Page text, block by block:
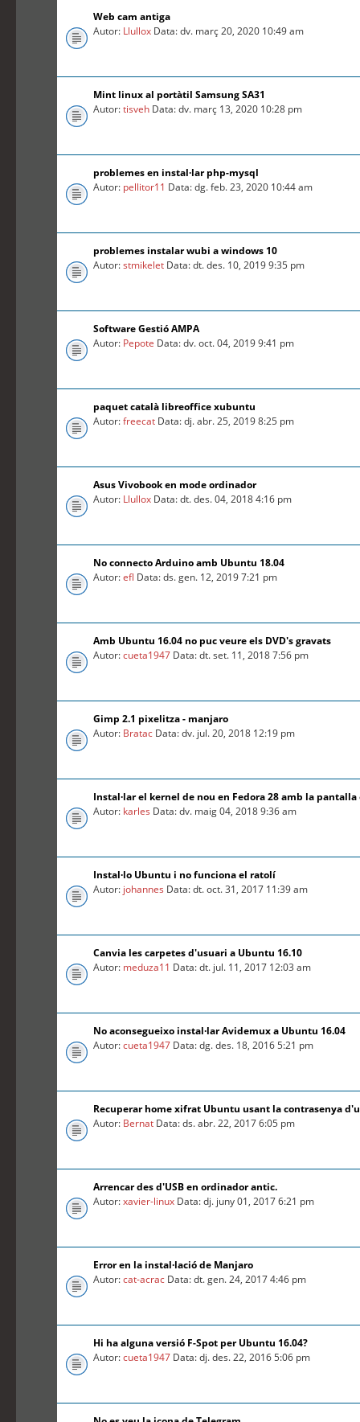
Web cam antiga
Autor: Llullox Data: dv. març 20, 2020 10:49 am
Mint linux al portàtil Samsung SA31
Autor:tisveh Data: dv. març 13, 2020 10:28 pm
problemes en instal·lar php-mysql
Autor: pellitor11 Data: dg. feb. 23, 2020 10:44 am
problemes instalar wubi a windows 10
Autor:stmikelet Data: dt. des. 10, 2019 9:35 pm
Software Gestió AMPA
Autor: Pepote Data: dv. oct. 04, 2019 9:41 pm
paquet català libreoffice xubuntu
Autor:freecat Data: dj. abr. 25, 2019 8:25 pm
Asus Vivobook en mode ordinador
Autor: Llullox Data: dt. des. 04, 2018 4:16 pm
No connecto Arduino amb Ubuntu 18.04
Autor:efl Data: ds. gen. 12, 2019 7:21 pm
Amb Ubuntu 16.04 no puc veure els DVD's gravats
Autor:cueta1947 Data: dt. set. 11, 2018 7:56 pm
Gimp 2.1 pixelitza - manjaro
Autor: Bratac Data: dv. jul. 20, 2018 12:19 pm
Instal·lar el kernel de nou en Fedora 28 amb la pantalla
Autor: karles Data: dv. maig 04, 2018 9:36 am
Instal·lo Ubuntu i no funciona el ratolí
Autor: johannes Data: dt. oct. 31, 2017 11:39 am
Canvia les carpetes d'usuari a Ubuntu 16.10
Autor: meduza11 Data: dt. jul. 11, 2017 12:03 am
No aconsegueixo instal·lar Avidemux a Ubuntu 16.04
Autor:cueta1947 Data: dg. des. 18, 2016 5:21 pm
Recuperar home xifrat Ubuntu usant la contrasenya
Autor: Bernat Data: ds. abr. 22, 2017 6:05 pm
Arrencar des d'USB en ordinador antic.
Autor:xavier-linux Data: dj. juny 01, 2017 6:21 pm
Error en la instal·lació de Manjaro
Autor:cat-acrac Data: dt. gen. 24, 2017 4:46 pm
Hi ha alguna versió F-Spot per Ubuntu 16.04?
Autor:cueta1947 Data: dj. des. 22, 2016 5:06 pm